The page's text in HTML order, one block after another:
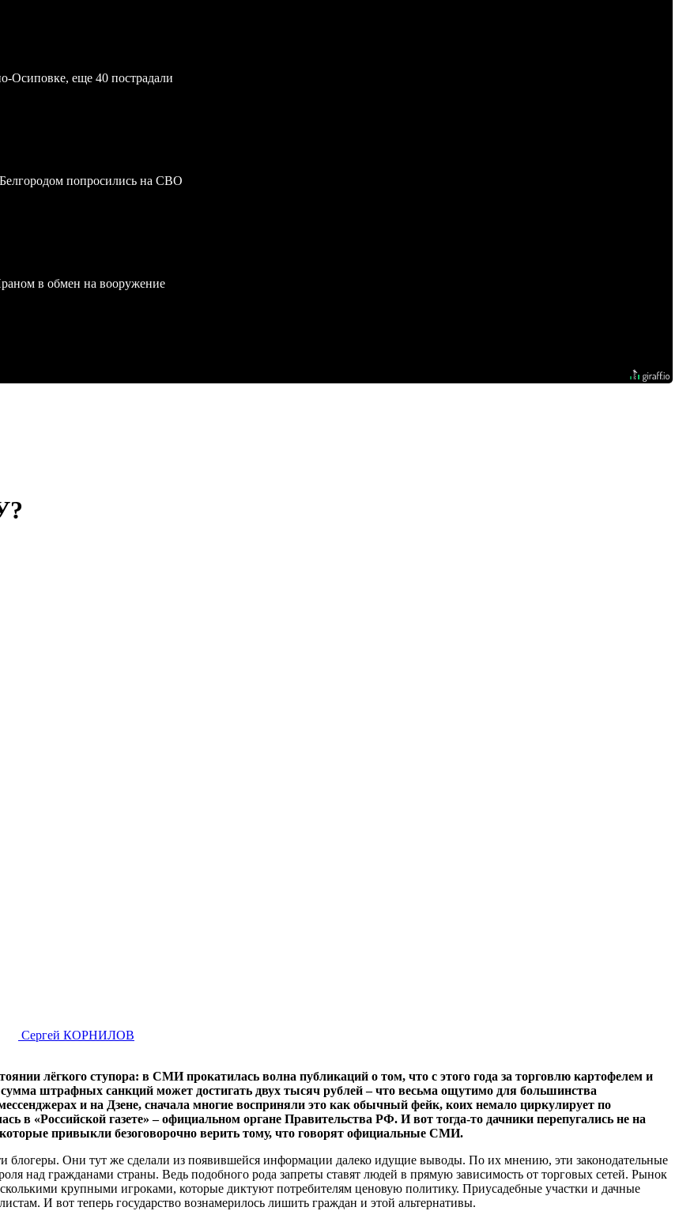
Осиповке, еще 40 пострадали
попросились на СВО
в обмен на вооружение
Сергей КОРНИЛОВ
лёгкого ступора: в СМИ прокатилась волна публикаций о том, что с этого года за торговлю картофелем и
штрафных санкций может достигать двух тысяч рублей – что весьма ощутимо для большинства
и на Дзене, сначала многие восприняли это как обычный фейк, коих немало циркулирует по
в «Российской газете» – официальном органе Правительства РФ. И вот тогда-то дачники перепугались не на
привыкли безоговорочно верить тому, что говорят официальные СМИ.
блогеры. Они тут же сделали из появившейся информации далеко идущие выводы. По их мнению, эти законодательные
над гражданами страны. Ведь подобного рода запреты ставят людей в прямую зависимость от торговых сетей. Рынок
крупными игроками, которые диктуют потребителям ценовую политику. Приусадебные участки и дачные
И вот теперь государство вознамерилось лишить граждан и этой альтернативы.